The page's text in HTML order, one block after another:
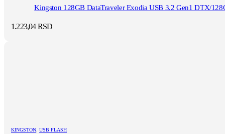
Kingston 128GB DataTraveler Exodia USB 3.2 Gen1 DTX/
1.223,04RSD
KINGSTON USB FLASH